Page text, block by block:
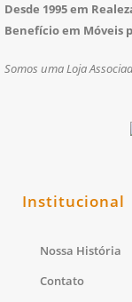
Desde 1995 em
Benefício em Móveis
Somos uma Loja
Institucional
Nossa História
Contato